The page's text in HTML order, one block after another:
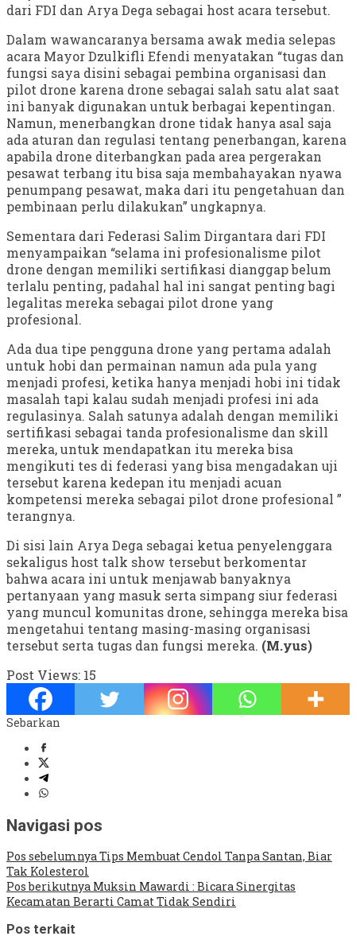
dari FDI dan Arya Dega sebagai host acara tersebut.
Dalam wawancaranya bersama awak media selepas
acara Mayor Dzulkifli Efendi menyatakan “tugas dan
fungsi saya disini sebagai pembina organisasi dan
pilot drone karena drone sebagai salah satu alat saat
ini banyak digunakan untuk berbagai kepentingan.
Namun, menerbangkan drone tidak hanya asal saja
ada aturan dan regulasi tentang penerbangan, karena
apabila drone diterbangkan pada area pergerakan
pesawat terbang itu bisa saja membahayakan nyawa
penumpang pesawat, maka dari itu pengetahuan dan
pembinaan perlu dilakukan” ungkapnya.
Sementara dari Federasi Salim Dirgantara dari FDI
menyampaikan “selama ini profesionalisme pilot
drone dengan memiliki sertifikasi dianggap belum
terlalu penting, padahal hal ini sangat penting bagi
legalitas mereka sebagai pilot drone yang
profesional.
Ada dua tipe pengguna drone yang pertama adalah
untuk hobi dan permainan namun ada pula yang
menjadi profesi, ketika hanya menjadi hobi ini tidak
masalah tapi kalau sudah menjadi profesi ini ada
regulasinya. Salah satunya adalah dengan memiliki
sertifikasi sebagai tanda profesionalisme dan skill
mereka, untuk mendapatkan itu mereka bisa
mengikuti tes di federasi yang bisa mengadakan uji
tersebut karena kedepan itu menjadi acuan
kompetensi mereka sebagai pilot drone profesional ”
terangnya.
Di sisi lain Arya Dega sebagai ketua penyelenggara
sekaligus host talk show tersebut berkomentar
bahwa acara ini untuk menjawab banyaknya
pertanyaan yang masuk serta simpang siur federasi
yang muncul komunitas drone, sehingga mereka bisa
mengetahui tentang masing-masing organisasi
tersebut serta tugas dan fungsi mereka. (M.yus)
Post Views: 15
Sebarkan
Navigasi pos
Pos sebelumnyaTips Membuat Cendol Tanpa Santan, Biar
Tak Kolesterol
Pos berikutnya Muksin Mawardi : Bicara Sinergitas
Kecamatan Berarti Camat Tidak Sendiri
Pos terkait